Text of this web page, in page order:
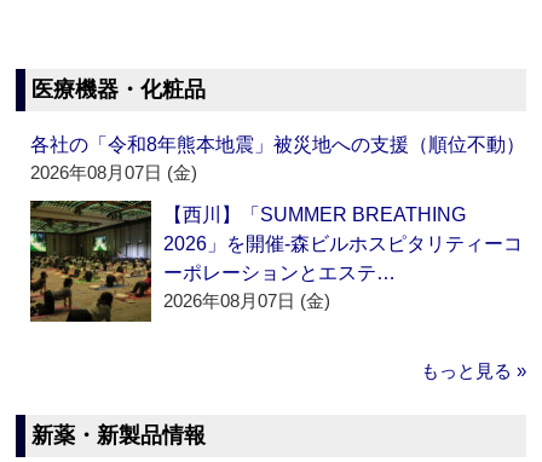
医療機器・化粧品
各社の「令和8年熊本地震」被災地への支援（順位不動）
2026年08月07日 (金)
【西川】「SUMMER BREATHING
2026」を開催‐森ビルホスピタリティーコ
ーポレーションとエステ…
2026年08月07日 (金)
もっと見る »
新薬・新製品情報